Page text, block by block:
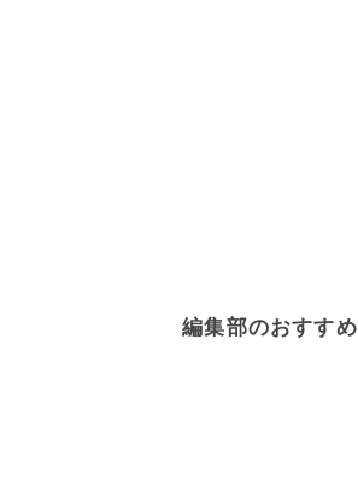
編集部のおすすめ